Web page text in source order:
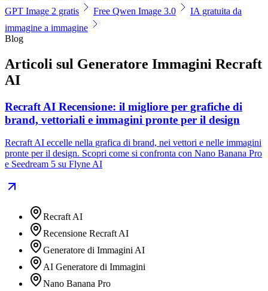
GPT Image 2 gratis
Free Qwen Image 3.0
IA gratuita da
immagine a immagine
Blog
Articoli sul Generatore Immagini Recraft
AI
Recraft AI Recensione: il migliore per grafiche di
brand, vettoriali e immagini pronte per il design
Recraft AI eccelle nella grafica di brand, nei vettori e nelle immagini
pronte per il design. Scopri come si confronta con Nano Banana Pro
e Seedream 5 su Flyne AI
Recraft AI
Recensione Recraft AI
Generatore di Immagini AI
AI Generatore di Immagini
Nano Banana Pro